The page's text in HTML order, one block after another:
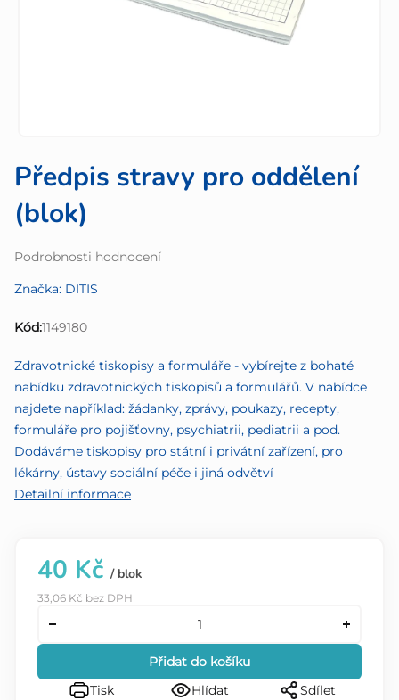
Předpis stravy pro oddělení
(blok)
Průměrné
produktu
0,0
Podrobnosti hodnocení
Značka: DITIS
Kód:1149180
Zdravotnické tiskopisy a formuláře - vybírejte z bohaté
nabídku zdravotnických tiskopisů a formulářů. V nabídce
najdete například: žádanky, zprávy, poukazy, recepty,
formuláře pro pojišťovny, psychiatrii, pediatrii a pod.
Dodáváme tiskopisy pro státní i privátní zařízení, pro
lékárny, ústavy sociální péče i jiná odvětví
Detailní informace
40 Kč / blok
33,06 Kč bez DPH
Přidat do košíku
Tisk
Hlídat Sdílet